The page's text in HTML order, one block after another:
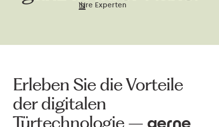
Ihre Experten
Erleben Sie die Vorteile
der digitalen
Türtechnologie – gerne